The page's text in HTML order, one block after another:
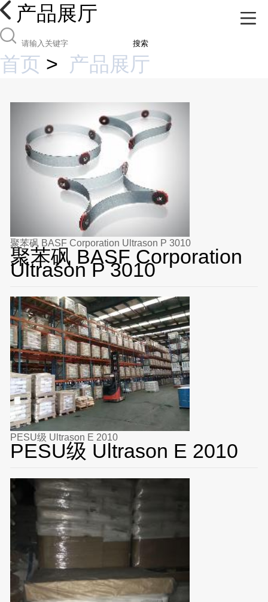
产品展厅
搜索
首页 > 产品展厅
聚苯砜 BASF Corporation Ultrason P 3010
聚苯砜 BASF Corporation
Ultrason P 3010
PESU级 Ultrason E 2010
PESU级 Ultrason E 2010